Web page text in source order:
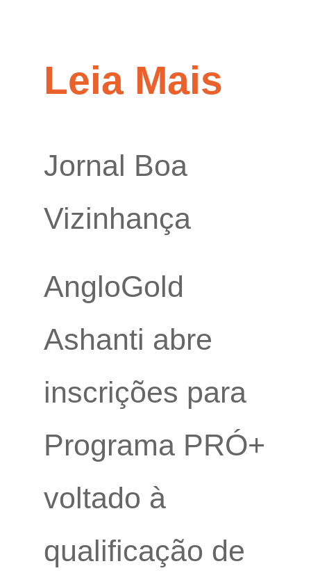
Leia Mais
Jornal Boa
Vizinhança
AngloGold
Ashanti abre
inscrições para
Programa PRÓ+
voltado à
qualificação de